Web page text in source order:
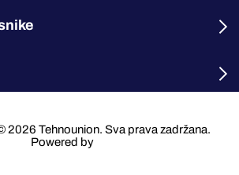
2026 Tehnounion. Sva prava zadržana.
Powered by